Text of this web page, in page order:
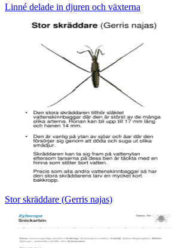
Linné delade in djuren och växterna
Stor skräddare (Gerris najas)